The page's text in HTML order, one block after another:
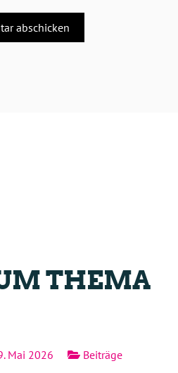
THEMA
Mai 2026 Beiträge